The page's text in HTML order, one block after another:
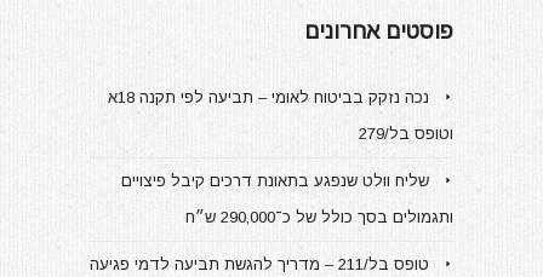
פוסטים אחרונים
נכה נזקק בביטוח לאומי – תביעה לפי תקנה 18א
וטופס בל/279
שליח וולט שנפגע בתאונת דרכים קיבל פיצויים
ותגמולים בסך כולל של כ־290,000 ש״ח
טופס בל/211 – מדריך להגשת תביעה לדמי פגיעה